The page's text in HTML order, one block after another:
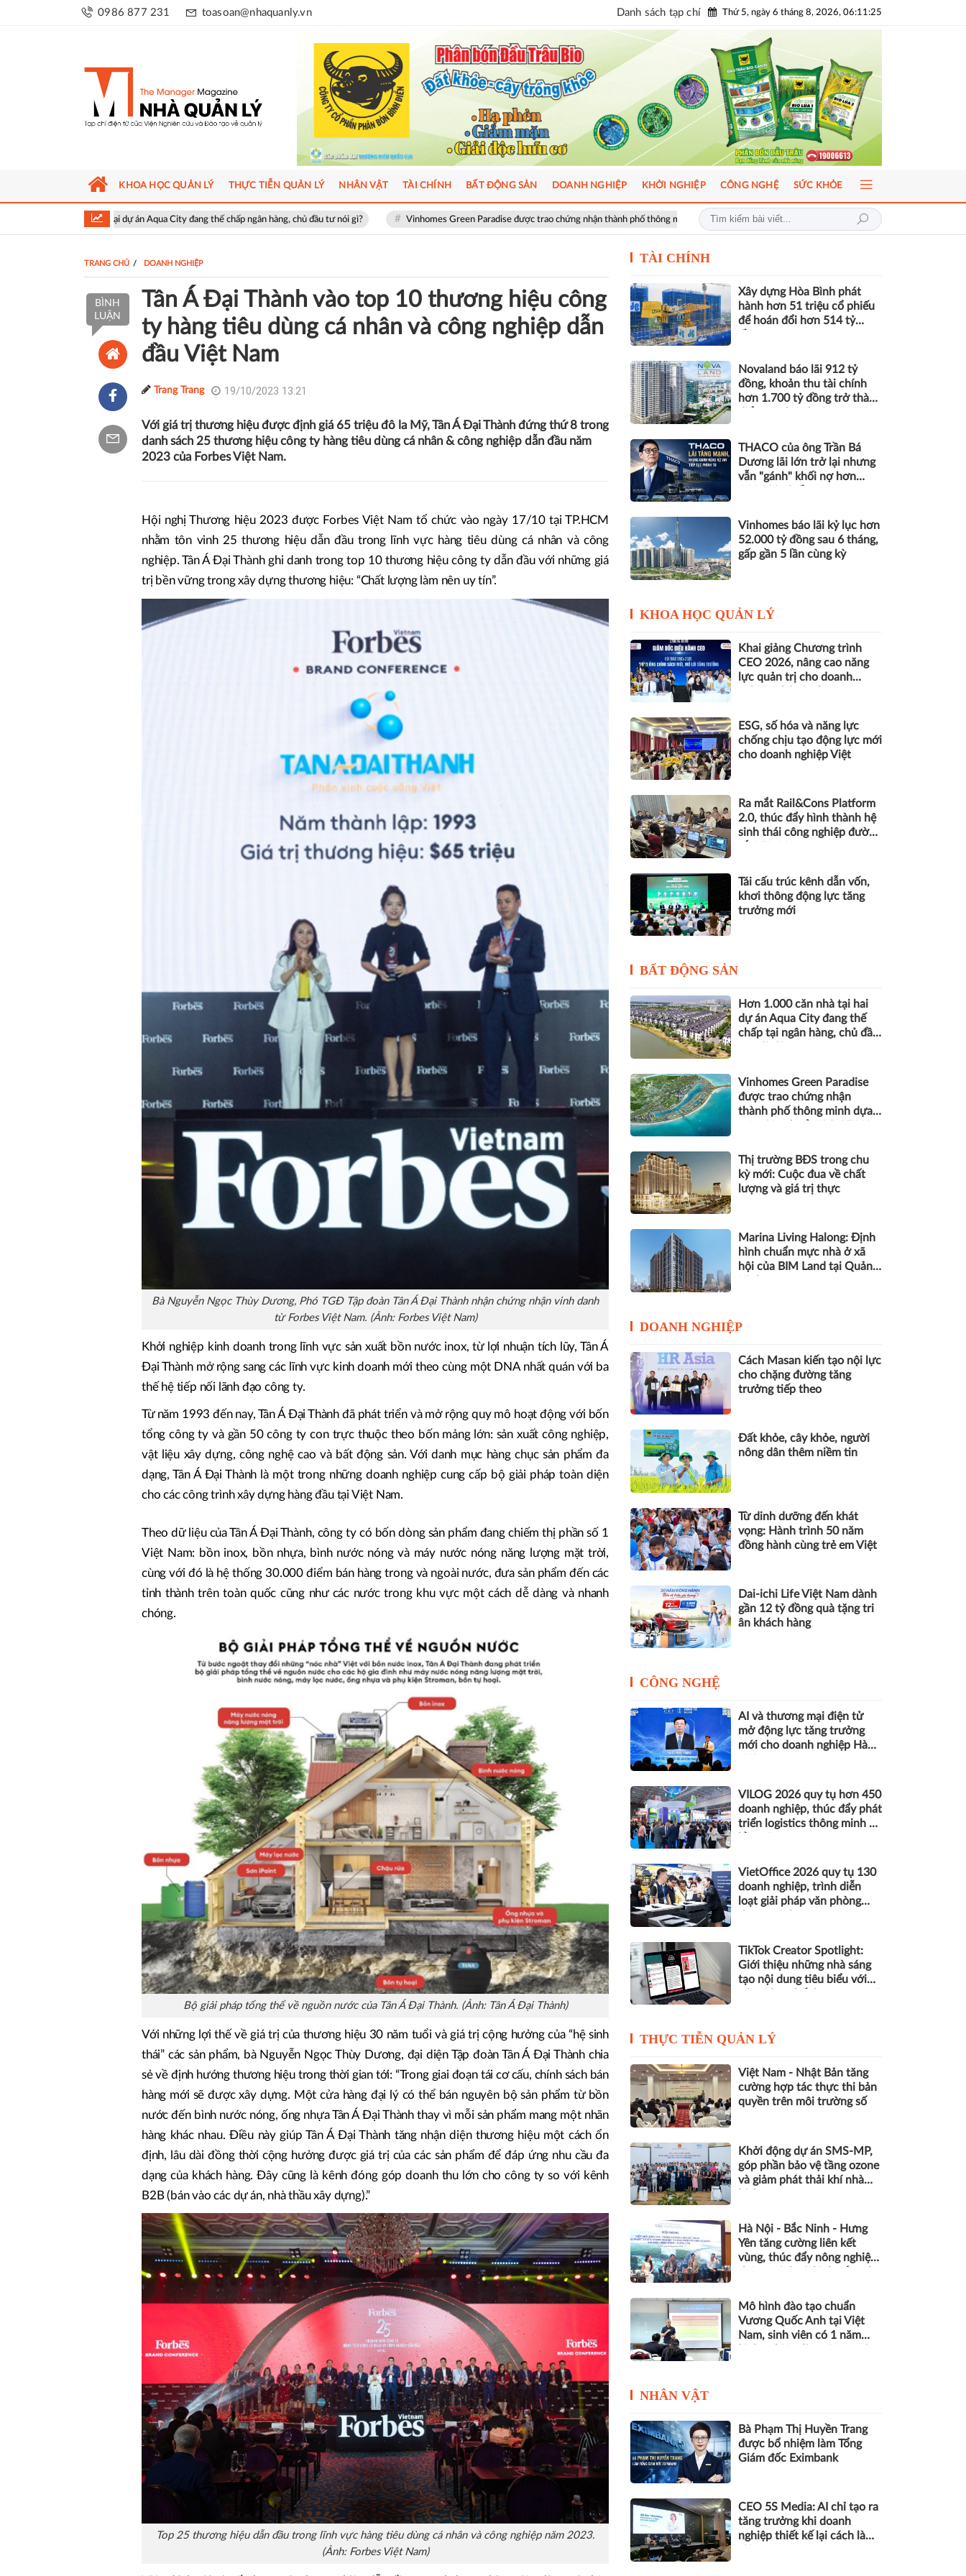
0986 877 231 toasoan@nhaquanly.vn Danh sách tạp chí Thứ 5, ngày 6 tháng 8, 2026, 06:11:27
tại dự án Aqua City đang thế chấp ngân hàng, chủ đầu tư nói gì? Vinhomes Green Paradise được trao chứng nhận thành phố thông minh dựa trên tiêu chuẩn ISO 37122 Thị trường BĐS trong chu kỳ mới: Cuộc đua
KHOA HỌC QUẢN LÝ THỰC TIỄN QUẢN LÝ NHÂN VẬT TÀI CHÍNH BẤT ĐỘNG SẢN DOANH NGHIỆP KHỞI NGHIỆP CÔNG NGHỆ SỨC KHỎE
TRANG CHỦ DOANH NGHIỆP
BÌNH
LUẬN
Tân Á Đại Thành vào top 10 thương hiệu công
ty hàng tiêu dùng cá nhân và công nghiệp dẫn
đầu Việt Nam
Trang Trang 19/10/2023 13:21
Với giá trị thương hiệu được định giá 65 triệu đô la Mỹ, Tân Á Đại Thành đứng thứ 8 trong
danh sách 25 thương hiệu công ty hàng tiêu dùng cá nhân & công nghiệp dẫn đầu năm
2023 của Forbes Việt Nam.
Hội nghị Thương hiệu 2023 được Forbes Việt Nam tổ chức vào ngày 17/10 tại TP.HCM
nhằm tôn vinh 25 thương hiệu dẫn đầu trong lĩnh vực hàng tiêu dùng cá nhân và công
nghiệp. Tân Á Đại Thành ghi danh trong top 10 thương hiệu công ty dẫn đầu với những giá
trị bền vững trong xây dựng thương hiệu: “Chất lượng làm nên uy tín”.
Bà Nguyễn Ngọc Thùy Dương, Phó TGĐ Tập đoàn Tân Á Đại Thành nhận chứng nhận vinh danh
từ Forbes Việt Nam. (Ảnh: Forbes Việt Nam)
Khởi nghiệp kinh doanh trong lĩnh vực sản xuất bồn nước inox, từ lợi nhuận tích lũy, Tân Á
Đại Thành mở rộng sang các lĩnh vực kinh doanh mới theo cùng một DNA nhất quán với ba
thế hệ tiếp nối lãnh đạo công ty.
Từ năm 1993 đến nay, Tân Á Đại Thành đã phát triển và mở rộng quy mô hoạt động với bốn
tổng công ty và gần 50 công ty con trực thuộc theo bốn mảng lớn: sản xuất công nghiệp,
vật liệu xây dựng, công nghệ cao và bất động sản. Với danh mục hàng chục sản phẩm đa
dạng, Tân Á Đại Thành là một trong những doanh nghiệp cung cấp bộ giải pháp toàn diện
cho các công trình xây dựng hàng đầu tại Việt Nam.
Theo dữ liệu của Tân Á Đại Thành, công ty có bốn dòng sản phẩm đang chiếm thị phần số 1
Việt Nam: bồn inox, bồn nhựa, bình nước nóng và máy nước nóng năng lượng mặt trời,
cùng với đó là hệ thống 30.000 điểm bán hàng trong và ngoài nước, đưa sản phẩm đến các
tỉnh thành trên toàn quốc cũng như các nước trong khu vực một cách dễ dàng và nhanh
chóng.
Bộ giải pháp tổng thể về nguồn nước của Tân Á Đại Thành. (Ảnh: Tân Á Đại Thành)
Với những lợi thế về giá trị của thương hiệu 30 năm tuổi và giá trị cộng hưởng của “hệ sinh
thái” các sản phẩm, bà Nguyễn Ngọc Thùy Dương, đại diện Tập đoàn Tân Á Đại Thành chia
sẻ về định hướng thương hiệu trong thời gian tới: “Trong giai đoạn tái cơ cấu, chính sách bán
hàng mới sẽ được xây dựng. Một cửa hàng đại lý có thể bán nguyên bộ sản phẩm từ bồn
nước đến bình nước nóng, ống nhựa Tân Á Đại Thành thay vì mỗi sản phẩm mang một nhãn
hàng khác nhau. Điều này giúp Tân Á Đại Thành tăng nhận diện thương hiệu một cách ổn
định, lâu dài đồng thời cộng hưởng được giá trị của các sản phẩm để đáp ứng nhu cầu đa
dạng của khách hàng. Đây cũng là kênh đóng góp doanh thu lớn cho công ty so với kênh
B2B (bán vào các dự án, nhà thầu xây dựng).”
Top 25 thương hiệu dẫn đầu trong lĩnh vực hàng tiêu dùng cá nhân và công nghiệp năm 2023.
(Ảnh: Forbes Việt Nam)
TÀI CHÍNH
Xây dựng Hòa Bình phát
hành hơn 51 triệu cổ phiếu
để hoán đổi hơn 514 tỷ
Novaland báo lãi 912 tỷ
đồng, khoản thu tài chính
hơn 1.700 tỷ đồng trở thành
THACO của ông Trần Bá
Dương lãi lớn trở lại nhưng
vẫn "gánh" khối nợ hơn
Vinhomes báo lãi kỷ lục hơn
52.000 tỷ đồng sau 6 tháng,
gấp gần 5 lần cùng kỳ
KHOA HỌC QUẢN LÝ
Khai giảng Chương trình
CEO 2026, nâng cao năng
lực quản trị cho doanh
ESG, số hóa và năng lực
chống chịu tạo động lực mới
cho doanh nghiệp Việt
Ra mắt Rail&Cons Platform
2.0, thúc đẩy hình thành hệ
sinh thái công nghiệp đường
Tái cấu trúc kênh dẫn vốn,
khơi thông động lực tăng
trưởng mới
BẤT ĐỘNG SẢN
Hơn 1.000 căn nhà tại hai
dự án Aqua City đang thế
chấp tại ngân hàng, chủ đầu
Vinhomes Green Paradise
được trao chứng nhận
thành phố thông minh dựa
Thị trường BĐS trong chu
kỳ mới: Cuộc đua về chất
lượng và giá trị thực
Marina Living Halong: Định
hình chuẩn mực nhà ở xã
hội của BIM Land tại Quảng
DOANH NGHIỆP
Cách Masan kiến tạo nội lực
cho chặng đường tăng
trưởng tiếp theo
Đất khỏe, cây khỏe, người
nông dân thêm niềm tin
Từ dinh dưỡng đến khát
vọng: Hành trình 50 năm
đồng hành cùng trẻ em Việt
Dai-ichi Life Việt Nam dành
gần 12 tỷ đồng quà tặng tri
ân khách hàng
CÔNG NGHỆ
AI và thương mại điện tử
mở động lực tăng trưởng
mới cho doanh nghiệp Hà
VILOG 2026 quy tụ hơn 450
doanh nghiệp, thúc đẩy phát
triển logistics thông minh và
VietOffice 2026 quy tụ 130
doanh nghiệp, trình diễn
loạt giải pháp văn phòng
TikTok Creator Spotlight:
Giới thiệu những nhà sáng
tạo nội dung tiêu biểu với
THỰC TIỄN QUẢN LÝ
Việt Nam - Nhật Bản tăng
cường hợp tác thực thi bản
quyền trên môi trường số
Khởi động dự án SMS-MP,
góp phần bảo vệ tầng ozone
và giảm phát thải khí nhà
Hà Nội - Bắc Ninh - Hưng
Yên tăng cường liên kết
vùng, thúc đẩy nông nghiệp
Mô hình đào tạo chuẩn
Vương Quốc Anh tại Việt
Nam, sinh viên có 1 năm
NHÂN VẬT
Bà Phạm Thị Huyền Trang
được bổ nhiệm làm Tổng
Giám đốc Eximbank
CEO 5S Media: AI chỉ tạo ra
tăng trưởng khi doanh
nghiệp thiết kế lại cách làm